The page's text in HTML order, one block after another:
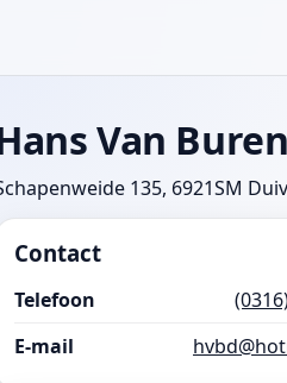
Van Buren
135, 6921SM
Contact
Telefoon
E-mail